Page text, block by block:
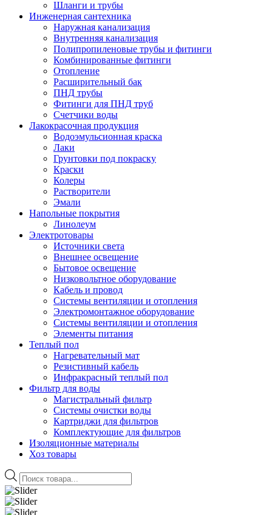
Шланги и трубы
Инженерная сантехника
Наружная канализация
Внутренняя канализация
Полипропиленовые трубы и фитинги
Комбинированные фитинги
Отопление
Расширительный бак
ПНД трубы
Фитинги для ПНД труб
Счетчики воды
Лакокрасочная продукция
Водоэмульсионная краска
Лаки
Грунтовки под покраску
Краски
Колеры
Растворители
Эмали
Напольные покрытия
Линолеум
Электротовары
Источники света
Внешнее освещение
Бытовое освещение
Низковольтное оборудование
Кабель и провод
Системы вентиляции и отопления
Электромонтажное оборудование
Системы вентиляции и отопления
Элементы питания
Теплый пол
Нагревательный мат
Резистивный кабель
Инфракрасный теплый пол
Фильтр для воды
Магистральный фильтр
Системы очистки воды
Картриджи для фильтров
Комплектующие для фильтров
Изоляционные материалы
Хоз товары
Поиск
товаров